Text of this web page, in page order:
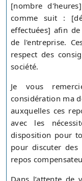
[nombre
comme suit :
effectuées] afin
de l'entreprise.
respect des
société.
Je vous
considération ma
auxquelles ces
avec les
disposition pour
pour discuter
repos